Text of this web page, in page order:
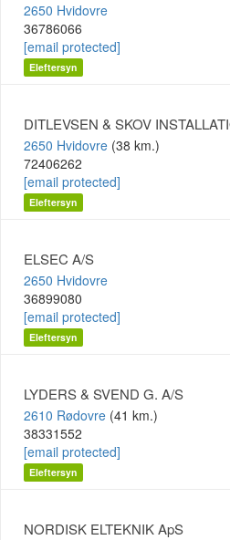
2650 Hvidovre
36786066
[email protected]
Eleftersyn
DITLEVSEN & SKOV
2650 Hvidovre (38 km.)
72406262
[email protected]
Eleftersyn
ELSEC A/S
2650 Hvidovre
36899080
[email protected]
Eleftersyn
LYDERS & SVEND G. A/S
2610 Rødovre (41 km.)
38331552
[email protected]
Eleftersyn
NORDISK ELTEKNIK ApS